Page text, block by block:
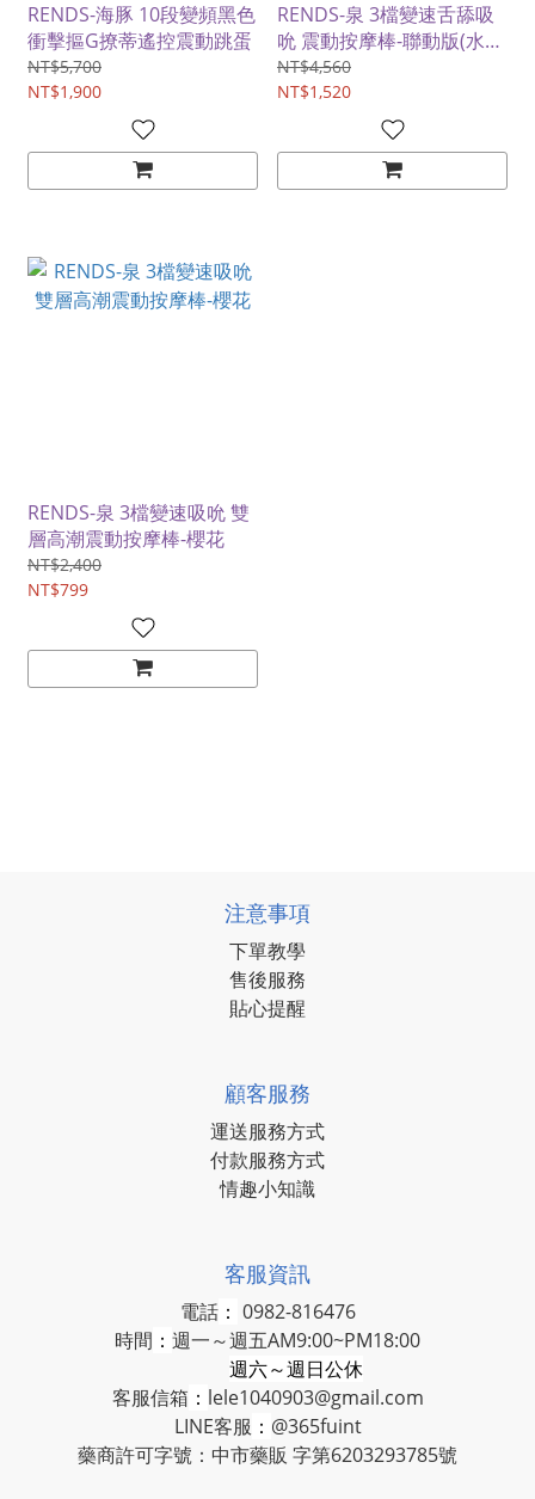
RENDS-海豚 10段變頻黑色
衝擊摳G撩蒂遙控震動跳蛋
NT$5,700
NT$1,900
RENDS-泉 3檔變速舌舔吸
吮 震動按摩棒-聯動版(水仙
+櫻花)
NT$4,560
NT$1,520
RENDS-泉 3檔變速吸吮 雙
層高潮震動按摩棒-櫻花
NT$2,400
NT$799
注意事項
下單教學
售後服務
貼心提醒
顧客服務
運送服務方式
付款服務方式
情趣小知識
客服資訊
電話： 0982-816476
時間 ： 週一～週五AM9:00~PM18:00
週六～週日公休
客服信箱 ： lele1040903@gmail.com
LINE客服 ： @365fuint
藥商許可字號：中市藥販 字第6203293785號